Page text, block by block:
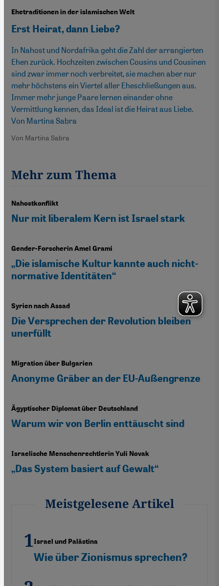
Ehetraditionen in der islamischen Welt
Erst Heirat, dann Liebe?
In Nahost und Nordafrika geht die Zahl der arrangierten
Ehen zurück. Hochzeiten zwischen Cousins und Cousinen
sind zwar immer noch verbreitet, sie machen aber nur
mehr höchstens ein Viertel aller Eheschließungen aus.
Immer mehr junge Paare lernen einander ohne
Vermittlung kennen, das Ideal ist die Heirat aus Liebe.
Von Martina Sabra
Von Martina Sabra
Mehr zum Thema
Nahostkonflikt
Nur mit liberalem Kern ist Israel stark
Gender-Forscherin Amel Grami
„Die islamische Kultur kannte auch nicht-
normative Identitäten“
Syrien nach Assad
Die Versprechen der Revolution bleiben
unerfüllt
Migration über Bulgarien
Anonyme Gräber an der EU-Außengrenze
Ägyptischer Diplomat über Deutschland
Warum wir von Berlin enttäuscht sind
Israelische Menschenrechtlerin Yuli Novak
„Das System basiert auf Gewalt“
Meistgelesene Artikel
Israel und Palästina
Wie über Zionismus sprechen?